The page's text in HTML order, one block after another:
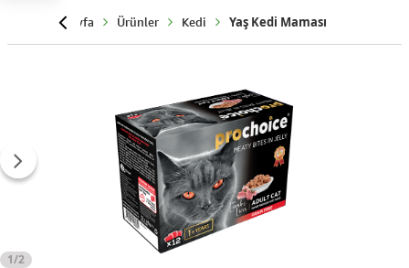
Anasayfa Ürünler Kedi Yaş Kedi Maması
1/2